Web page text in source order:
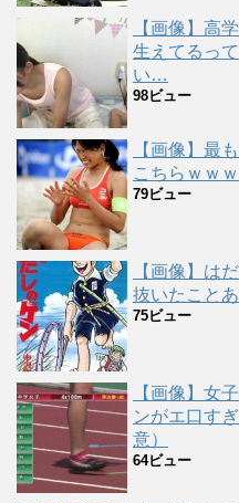
【画像】高
生えてるっ
い…
98ビュー
【画像】最
こちらｗｗ
79ビュー
【画像】は
抜いたこと
75ビュー
【画像】女
ンがエ口す
意）
64ビュー